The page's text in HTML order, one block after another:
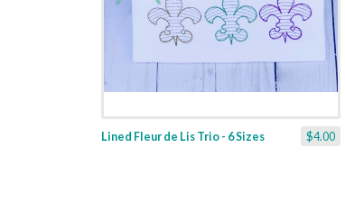
$4.00
Lined Fleur de Lis Trio - 6 Sizes